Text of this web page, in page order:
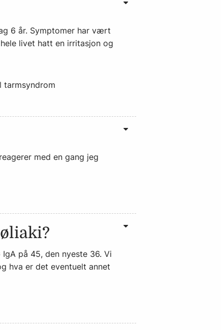
6 år. Symptomer har vært
livet hatt en irritasjon og
tarmsyndrom
med en gang jeg
på 45, den nyeste 36. Vi
hva er det eventuelt annet